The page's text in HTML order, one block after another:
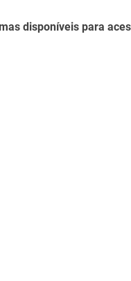
disponíveis para